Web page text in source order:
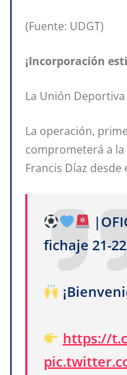
(Fuente: UDGT)
¡Incorporación
La Unión
La operación,
comprometerá a
Francis Díaz
fichaje 21-22
https://